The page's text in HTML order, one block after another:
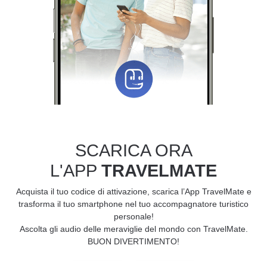
SCARICA ORA
L'APP TRAVELMATE
Acquista il tuo codice di attivazione, scarica l’App TravelMate e
trasforma il tuo smartphone nel tuo accompagnatore turistico
personale!
Ascolta gli audio delle meraviglie del mondo con TravelMate.
BUON DIVERTIMENTO!